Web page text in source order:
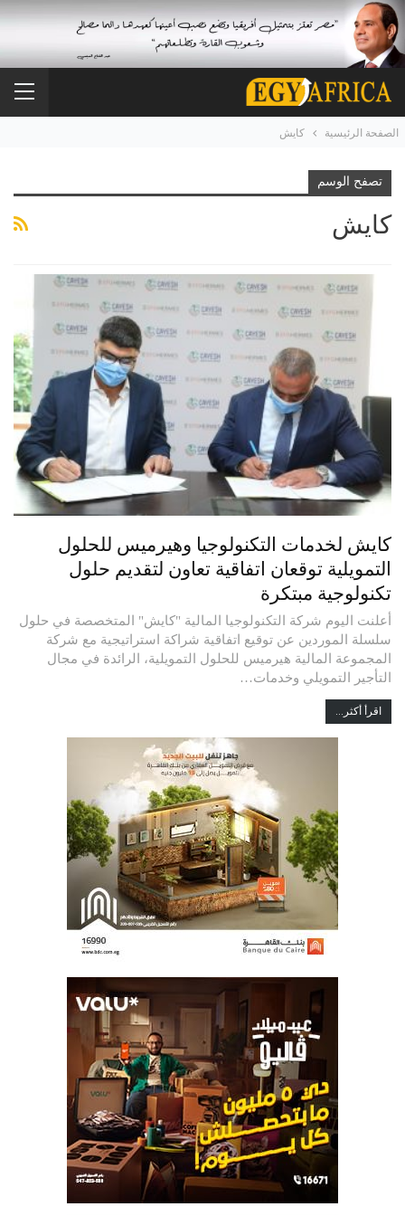
الصفحة الرئيسية كايش
تصفح الوسم
كايش
كايش لخدمات التكنولوجيا وهيرميس للحلول
التمويلية توقعان اتفاقية تعاون لتقديم حلول
تكنولوجية مبتكرة
أعلنت اليوم شركة التكنولوجيا المالية "كايش" المتخصصة في حلول
سلسلة الموردين عن توقيع اتفاقية شراكة استراتيجية مع شركة
المجموعة المالية هيرميس للحلول التمويلية، الرائدة في مجال
التأجير التمويلي وخدمات…
اقرأ أكثر...